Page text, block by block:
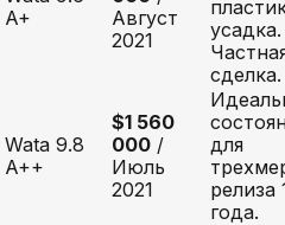
A+
Август
2021
усадка.
сделка.
Wata 9.8
A++
$1 560
000 /
Июль
2021
для
релиза
года.